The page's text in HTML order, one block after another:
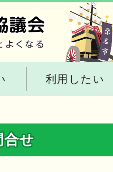
利用したい
合せ